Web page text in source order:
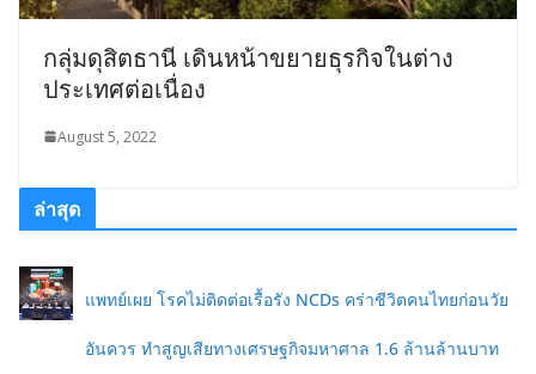
กลุ่มดุสิตธานี เดินหน้าขยายธุรกิจในต่าง
ประเทศต่อเนื่อง
August 5, 2022
ล่าสุด
แพทย์เผย โรคไม่ติดต่อเรื้อรัง NCDs คร่าชีวิตคนไทยก่อนวัย
อันควร ทำสูญเสียทางเศรษฐกิจมหาศาล 1.6 ล้านล้านบาท